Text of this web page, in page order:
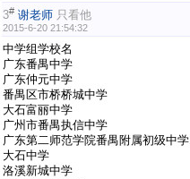
3# 谢老师 只看他
2015-6-20 21:54:32
中学组学校名
广东番禺中学
广东仲元中学
番禺区市桥桥城中学
大石富丽中学
广州市番禺执信中学
广东第二师范学院番禺附属初级中学
大石中学
洛溪新城中学